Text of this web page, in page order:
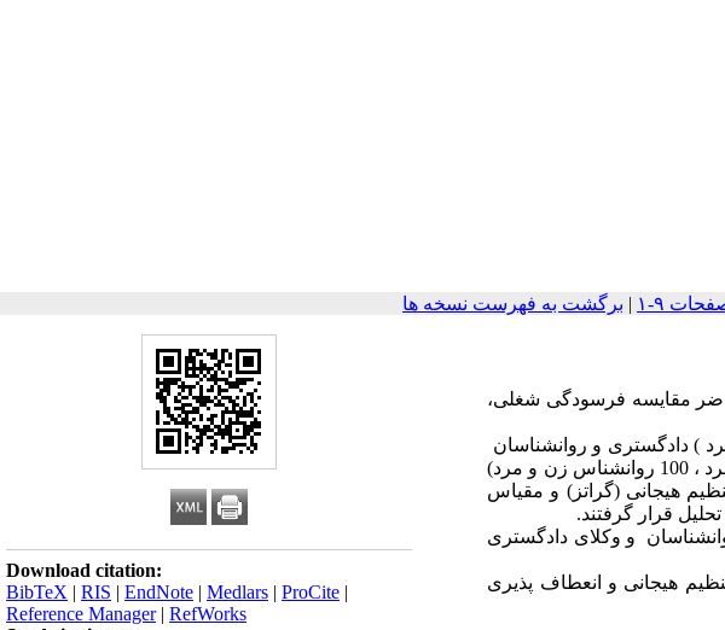
| برگشت به فهرست نسخه ها
Download citation:
BibTeX | RIS | EndNote | Medlars | ProCite |
Reference Manager| RefWorks
مقایسه فرسودگی شغلی،
) دادگستری و روانشناسان
(زن و مرد ) شهر اهواز بودند که در سال 1394 مورد بررسی قرار گرفتند. حجم نمونه 200 نفر بودند (100 وکیل زن و مرد ، 100 روانشناس زن و مرد)
هیجانی (گراتز) و مقیاس
قرار گرفتند.
و وکلای دادگستری
هیجانی و انعطاف پذیری